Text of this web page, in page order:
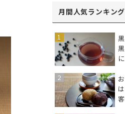
月間人気ランキング